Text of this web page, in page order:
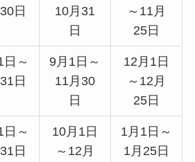
日
10月31
日
～11月
25日
日～
日
9月1日～
11月30
日
12月1日
～12月
25日
日～
日
10月1日
～12月
1月1日～
1月25日